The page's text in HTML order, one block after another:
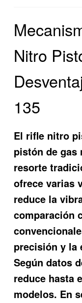
Nitro
135
El rifle nitro
pistón de gas
resorte
ofrece varias
reduce la
comparación
precisión y la
Según datos
reduce hasta
modelos. En